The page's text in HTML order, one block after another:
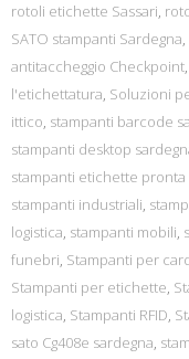
rotoli etichette Sassari,
SATO stampanti Sardegna,
antitaccheggio Checkpoint,
l'etichettatura, Soluzioni
ittico, stampanti barcode
stampanti desktop
stampanti etichette pronta
stampanti industriali,
logistica, stampanti mobili,
funebri, Stampanti per
Stampanti per etichette,
logistica, Stampanti RFID,
sato Cg408e sardegna,